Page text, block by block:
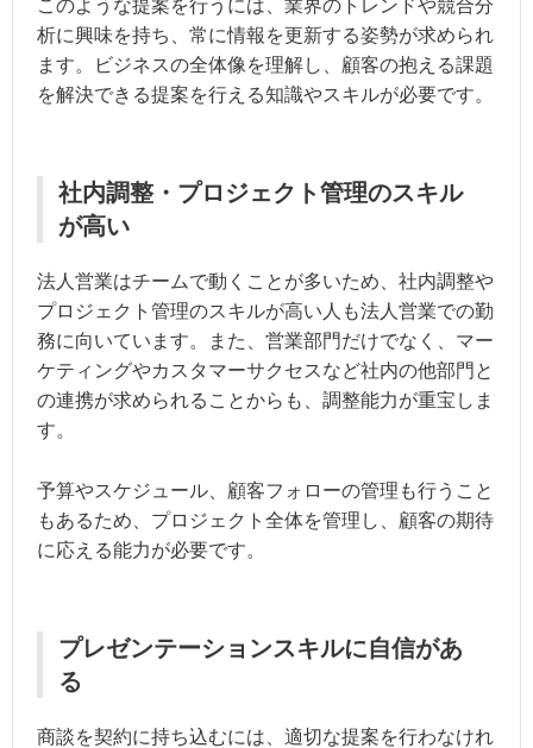
このような提案を行うには、業界のトレンドや競合分
析に興味を持ち、常に情報を更新する姿勢が求められ
ます。ビジネスの全体像を理解し、顧客の抱える課題
を解決できる提案を行える知識やスキルが必要です。
社内調整・プロジェクト管理のスキル
が高い
法人営業はチームで動くことが多いため、社内調整や
プロジェクト管理のスキルが高い人も法人営業での勤
務に向いています。また、営業部門だけでなく、マー
ケティングやカスタマーサクセスなど社内の他部門と
の連携が求められることからも、調整能力が重宝しま
す。
予算やスケジュール、顧客フォローの管理も行うこと
もあるため、プロジェクト全体を管理し、顧客の期待
に応える能力が必要です。
プレゼンテーションスキルに自信があ
る
商談を契約に持ち込むには、適切な提案を行わなけれ